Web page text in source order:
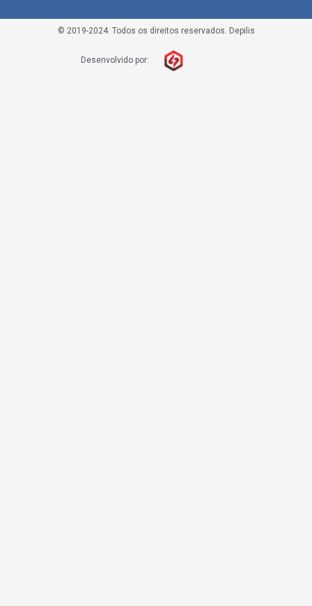
© 2019-2024. Todos os direitos reservados. Depilis
Desenvolvido por: